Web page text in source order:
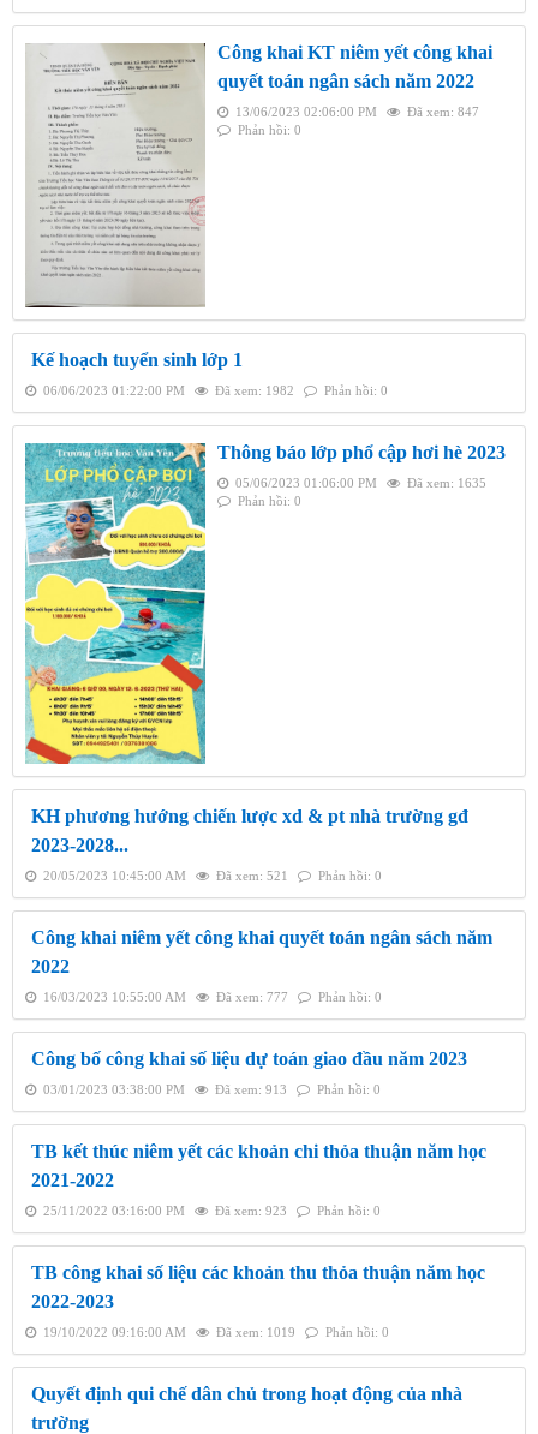
Công khai KT niêm yết công khai
quyết toán ngân sách năm 2022
13/06/2023 02:06:00 PM
Đã xem: 847
Phản hồi: 0
Kế hoạch tuyển sinh lớp 1
06/06/2023 01:22:00 PM Đã xem: 1982 Phản hồi: 0
Thông báo lớp phổ cập hơi hè 2023
05/06/2023 01:06:00 PM
Đã xem: 1635
Phản hồi: 0
KH phương hướng chiến lược xd & pt nhà trường gđ
2023-2028...
20/05/2023 10:45:00 AM Đã xem: 521 Phản hồi: 0
Công khai niêm yết công khai quyết toán ngân sách năm
2022
16/03/2023 10:55:00 AM Đã xem: 777 Phản hồi: 0
Công bố công khai số liệu dự toán giao đầu năm 2023
03/01/2023 03:38:00 PM Đã xem: 913 Phản hồi: 0
TB kết thúc niêm yết các khoản chi thỏa thuận năm học
2021-2022
25/11/2022 03:16:00 PM Đã xem: 923 Phản hồi: 0
TB công khai số liệu các khoản thu thỏa thuận năm học
2022-2023
19/10/2022 09:16:00 AM Đã xem: 1019 Phản hồi: 0
Quyết định qui chế dân chủ trong hoạt động của nhà
trường